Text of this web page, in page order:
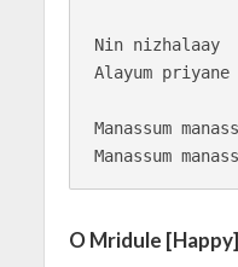
Nin nizhalaay
Alayum priyane
Manassum
O Mridule